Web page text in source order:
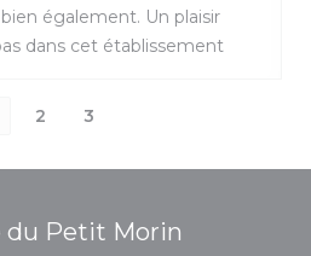
également. Un plaisir
dans cet établissement
2 3
du Petit Morin